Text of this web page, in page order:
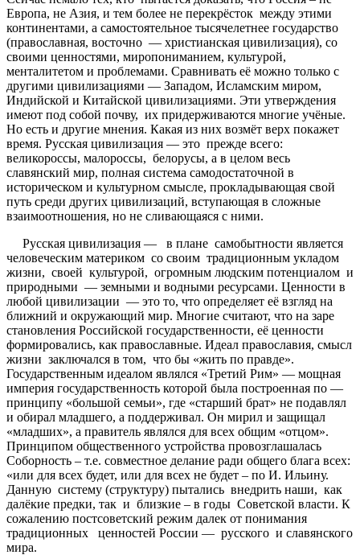
Европа, не Азия, и тем более не перекрёсток между этими
континентами, а самостоятельное тысячелетнее государство
(православная, восточно — христианская цивилизация), со
своими ценностями, миропониманием, культурой,
менталитетом и проблемами. Сравнивать её можно только с
другими цивилизациями — Западом, Исламским миром,
Индийской и Китайской цивилизациями. Эти утверждения
имеют под собой почву, их придерживаются многие учёные.
Но есть и другие мнения. Какая из них возмёт верх покажет
время. Русская цивилизация — это прежде всего:
великороссы, малороссы, белорусы, а в целом весь
славянский мир, полная система самодостаточной в
историческом и культурном смысле, прокладывающая свой
путь среди других цивилизаций, вступающая в сложные
взаимоотношения, но не сливающаяся с ними.
Русская цивилизация — в плане самобытности является
человеческим материком со своим традиционным укладом
жизни, своей культурой, огромным людским потенциалом и
природными — земными и водными ресурсами. Ценности в
любой цивилизации — это то, что определяет её взгляд на
ближний и окружающий мир. Многие считают, что на заре
становления Российской государственности, её ценности
формировались, как православные. Идеал православия, смысл
жизни заключался в том, что бы «жить по правде».
Государственным идеалом являлся «Третий Рим» — мощная
империя государственность которой была построенная по —
принципу «большой семьи», где «старший брат» не подавлял
и обирал младшего, а поддерживал. Он мирил и защищал
«младших», а правитель являлся для всех общим «отцом».
Принципом общественного устройства провозглашалась
Соборность – т.е. совместное делание ради общего блага всех:
«или для всех будет, или для всех не будет – по И. Ильину.
Данную систему (структуру) пытались внедрить наши, как
далёкие предки, так и близкие – в годы Советской власти. К
сожалению постсоветский режим далек от понимания
традиционных ценностей России — русского и славянского
мира.